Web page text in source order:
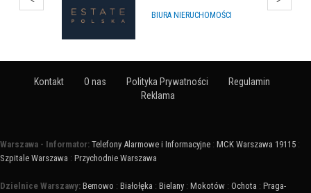
ARTYKUŁY NA IMPREZY
Kontakt O nas Polityka Prywatności
Regulamin
Reklama
Warszawa - Informator: Telefony Alarmowe i Informacyjne : MCK Warszawa 19115 :
Szpitale Warszawa : Przychodnie Warszawa
Dzielnice Warszawy: Bemowo : Białołęka : Bielany : Mokotów : Ochota : Praga-